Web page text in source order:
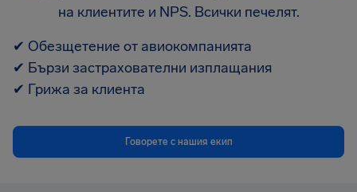
на клиентите и NPS. Всички печелят.
✔ Обезщетение от авиокомпанията
✔ Бързи застрахователни изплащания
✔ Грижа за клиента
Говорете с нашия екип